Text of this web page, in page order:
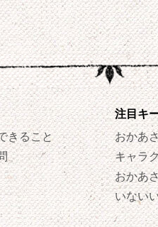
きること
注目キ
おかあ
キャラ
おかあ
いない